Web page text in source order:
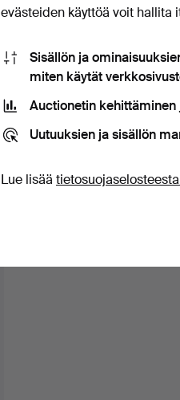
evästeiden käyttöä voit hallita
Sisällön ja
miten käytät
Auctionetin kehittäminen
Uutuuksien ja sisällön
Lue lisää